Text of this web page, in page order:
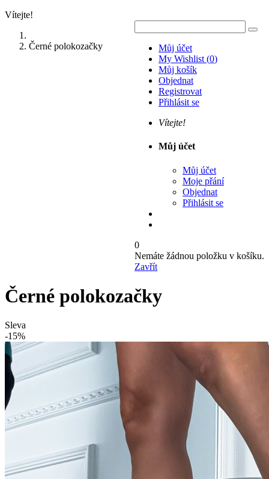
Vítejte!
Můj účet
My Wishlist (0)
Můj košík
Objednat
Registrovat
Přihlásit se
Vítejte!
Můj účet
Můj účet
Moje přání
Objednat
Přihlásit se
0
Nemáte žádnou položku v košíku.
Zavřít
Černé polokozačky
Černé polokozačky
Sleva
-15%